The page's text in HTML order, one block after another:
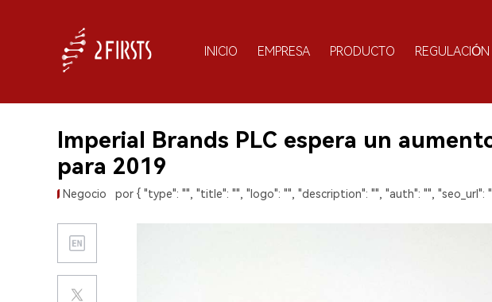
INICIO EMPRESA PRODUCTO REGULACIÓN
Imperial Brands PLC espera un
para 2019
Negocio por { "type": "", "title": "", "logo": "", "description": "", "auth": "", "seo_url":